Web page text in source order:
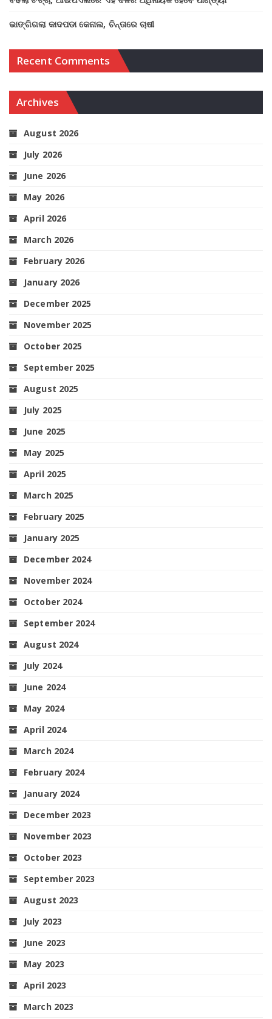
ଭାଙ୍ଗିଗଲା କାଦପଡା କେନାଲ, ଚିନ୍ତାରେ ଚାଷୀ
Recent Comments
Archives
August 2026
July 2026
June 2026
May 2026
April 2026
March 2026
February 2026
January 2026
December 2025
November 2025
October 2025
September 2025
August 2025
July 2025
June 2025
May 2025
April 2025
March 2025
February 2025
January 2025
December 2024
November 2024
October 2024
September 2024
August 2024
July 2024
June 2024
May 2024
April 2024
March 2024
February 2024
January 2024
December 2023
November 2023
October 2023
September 2023
August 2023
July 2023
June 2023
May 2023
April 2023
March 2023